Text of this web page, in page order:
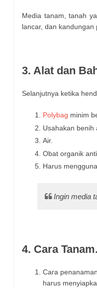
Media tanam, tanah
lancar, dan kandungan
3. Alat dan
Selanjutnya ketika
Polybag minim
Usahakan benih
Air.
Obat organik
Harus
Ingin media
4. Cara Tanam.
Cara
harus